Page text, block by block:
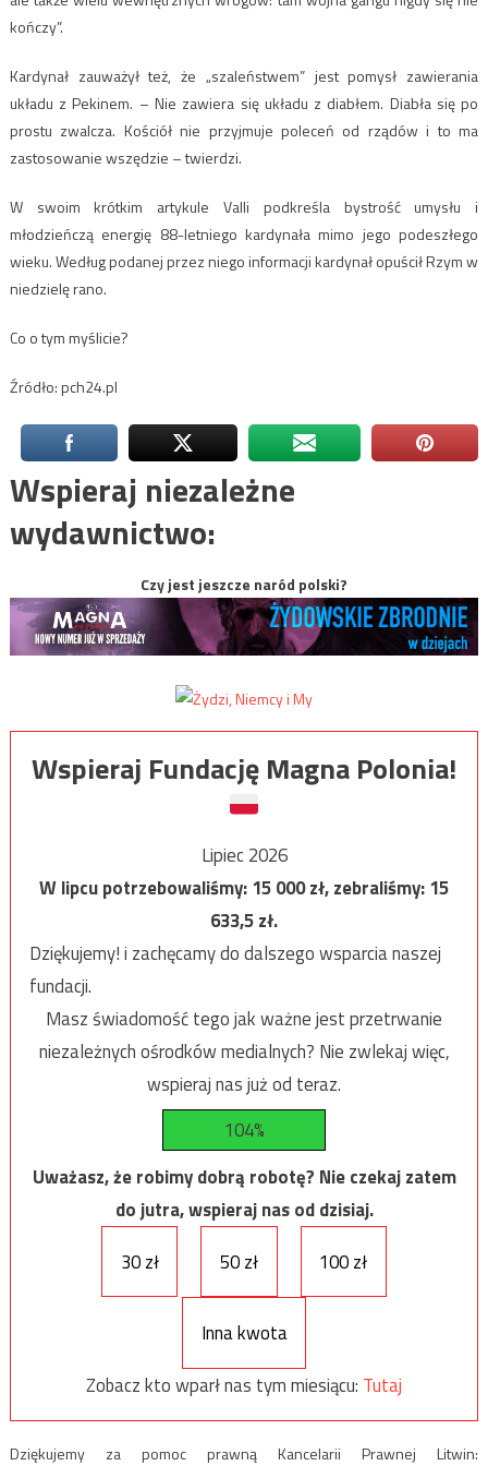
kończy”.
Kardynał zauważył też, że „szaleństwem” jest pomysł zawierania
układu z Pekinem. – Nie zawiera się układu z diabłem. Diabła się po
prostu zwalcza. Kościół nie przyjmuje poleceń od rządów i to ma
zastosowanie wszędzie – twierdzi.
W swoim krótkim artykule Valli podkreśla bystrość umysłu i
młodzieńczą energię 88-letniego kardynała mimo jego podeszłego
wieku. Według podanej przez niego informacji kardynał opuścił Rzym w
niedzielę rano.
Co o tym myślicie?
Źródło: pch24.pl
Wspieraj niezależne
wydawnictwo:
Czy jest jeszcze naród polski?
Wspieraj Fundację Magna Polonia!
Lipiec 2026
W lipcu potrzebowaliśmy:15 000zł, zebraliśmy:15
633,5zł.
Dziękujemy! i zachęcamy do dalszego wsparcia naszej
fundacji.
Masz świadomość tego jak ważne jest przetrwanie
niezależnych ośrodków medialnych? Nie zwlekaj więc,
wspieraj nas już od teraz.
104%
Uważasz, że robimy dobrą robotę? Nie czekaj zatem
do jutra, wspieraj nas od dzisiaj.
30 zł
50 zł 100 zł
Inna kwota
Zobacz kto wparł nas tym miesiącu: Tutaj
Dziękujemy za pomoc prawną Kancelarii Prawnej Litwin: